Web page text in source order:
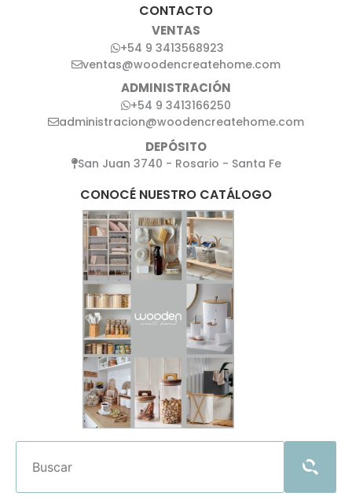
CONTACTO
VENTAS
+54 9 3413568923
ventas@woodencreatehome.com
ADMINISTRACIÓN
+54 9 3413166250
administracion@woodencreatehome.com
DEPÓSITO
San Juan 3740 - Rosario - Santa Fe
CONOCÉ NUESTRO CATÁLOGO